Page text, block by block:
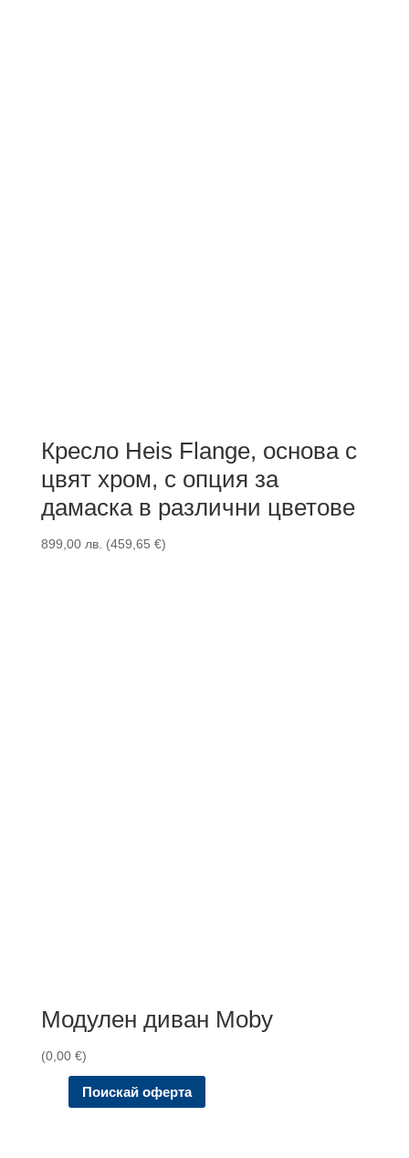
Кресло Heis Flange, основа с
цвят хром, с опция за
дамаска в различни цветове
899,00 лв. (459,65 €)
Модулен диван Moby
(0,00 €)
Поискай оферта